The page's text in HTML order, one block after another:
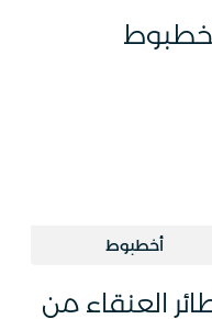
أخطبوط